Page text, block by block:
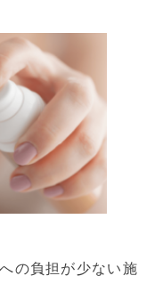
の負担が少ない施